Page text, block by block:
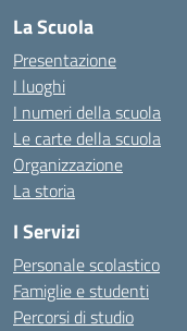
La Scuola
Presentazione
I luoghi
I numeri della scuola
Le carte della scuola
Organizzazione
La storia
I Servizi
Personale scolastico
Famiglie e studenti
Percorsi di studio